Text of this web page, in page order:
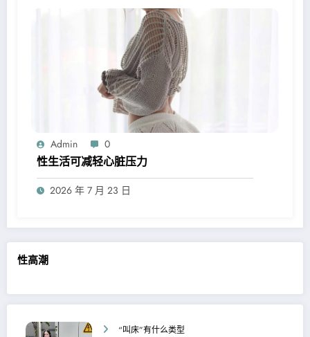
性高潮
“叫床”有什么类型
Admin 0
性生活可减轻心脏压力
2026 年 7 月 23 日